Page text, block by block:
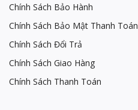
Chính Sách Bảo Hành
Chính Sách Bảo Mật Thanh Toán
Chính Sách Đổi Trả
Chính Sách Giao Hàng
Chính Sách Thanh Toán